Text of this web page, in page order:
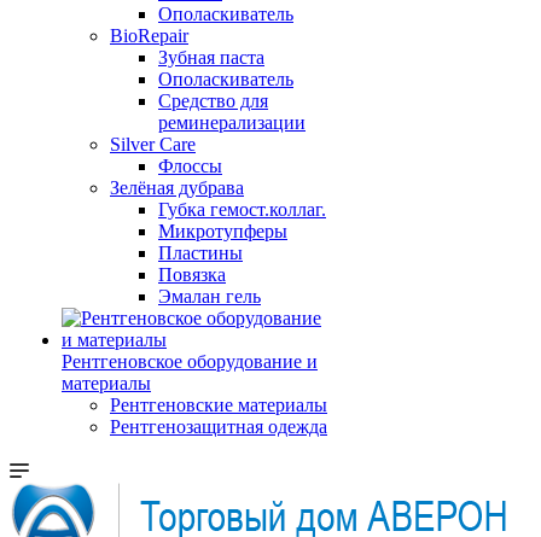
Ополаскиватель
BioRepair
Зубная паста
Ополаскиватель
Средство для
реминерализации
Silver Care
Флоссы
Зелёная дубрава
Губка гемост.коллаг.
Микротупферы
Пластины
Повязка
Эмалан гель
Рентгеновское оборудование и
материалы
Рентгеновские материалы
Рентгенозащитная одежда